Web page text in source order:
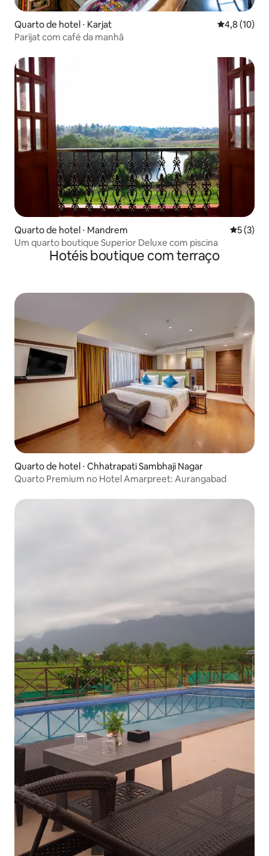
Quarto de hotel ⋅ Karjat 4,8 de uma
4,8 (10)
Parijat com café da manhã
Quarto de hotel ⋅ Mandrem 5 de
5 (3)
Um quarto boutique Superior Deluxe com piscina
Hotéis boutique com terraço
Quarto de hotel ⋅ Chhatrapati Sambhaji Nagar
Quarto Premium no Hotel Amarpreet: Aurangabad